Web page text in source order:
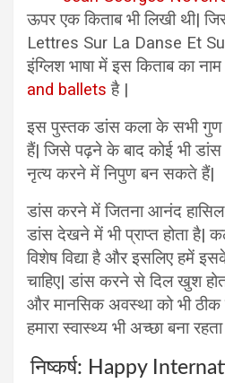
ऊपर एक किताब भी लिखी थी|
Lettres Sur La Danse Et
इंग्लिश भाषा में इस किताब का नाम
and ballets है |
इस पुस्तक डांस कला के सभी गुण
हैं| जिसे पढ़ने के बाद कोई भी
नृत्य करने में निपुण बन सकते हैं|
डांस करने में जितना आनंद हासिल
डांस देखने में भी प्राप्त होता है|
विशेष विद्या है और इसलिए हमें
चाहिए| डांस करने से दिल खुश
और मानसिक अवस्था को भी
हमारा स्वास्थ्य भी अच्छा बना
निष्कर्ष: Happy